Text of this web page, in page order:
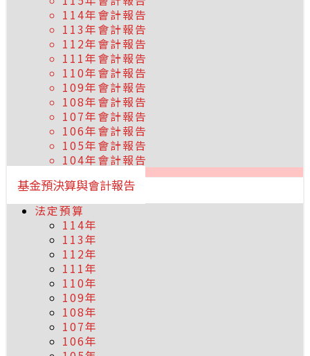
114年會計報告
113年會計報告
112年會計報告
111年會計報告
110年會計報告
109年會計報告
108年會計報告
107年會計報告
106年會計報告
105年會計報告
104年會計報告
基金預決算與會計報告
法定預算
114年
113年
112年
111年
110年
109年
108年
107年
106年